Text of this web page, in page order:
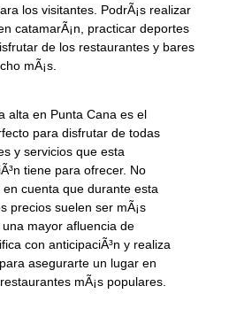
los visitantes. PodrÃ¡s realizar
catamarÃ¡n, practicar deportes
de los restaurantes y bares
mÃ¡s.
alta en Punta Cana es el
para disfrutar de todas
y servicios que esta
tiene para ofrecer. No
cuenta que durante esta
precios suelen ser mÃ¡s
mayor afluencia de
con anticipaciÃ³n y realiza
asegurarte un lugar en
mÃ¡s populares.